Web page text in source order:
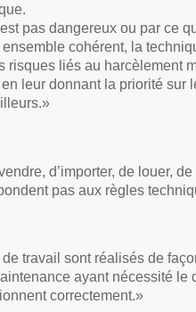
pas dangereux ou par ce
cohérent, la
risques liés au harcèlement
leur donnant la priorité sur
d’importer, de louer,
pas aux règles
travail sont réalisés de
ayant nécessité
correctement.»